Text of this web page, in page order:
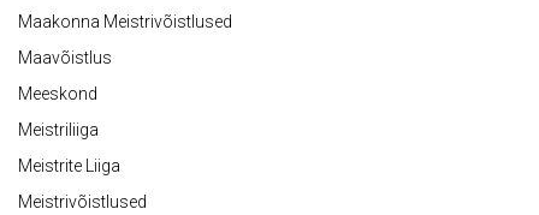
Maakonna Meistrivõistlused
Maavõistlus
Meeskond
Meistriliiga
Meistrite Liiga
Meistrivõistlused